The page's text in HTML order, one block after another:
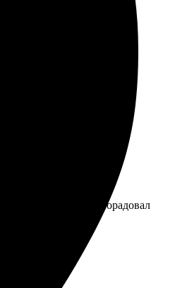
Ребята на месте
качественные
Результат порадовал